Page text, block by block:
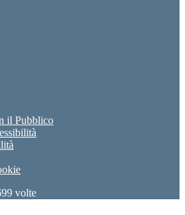
il Pubblico
volte